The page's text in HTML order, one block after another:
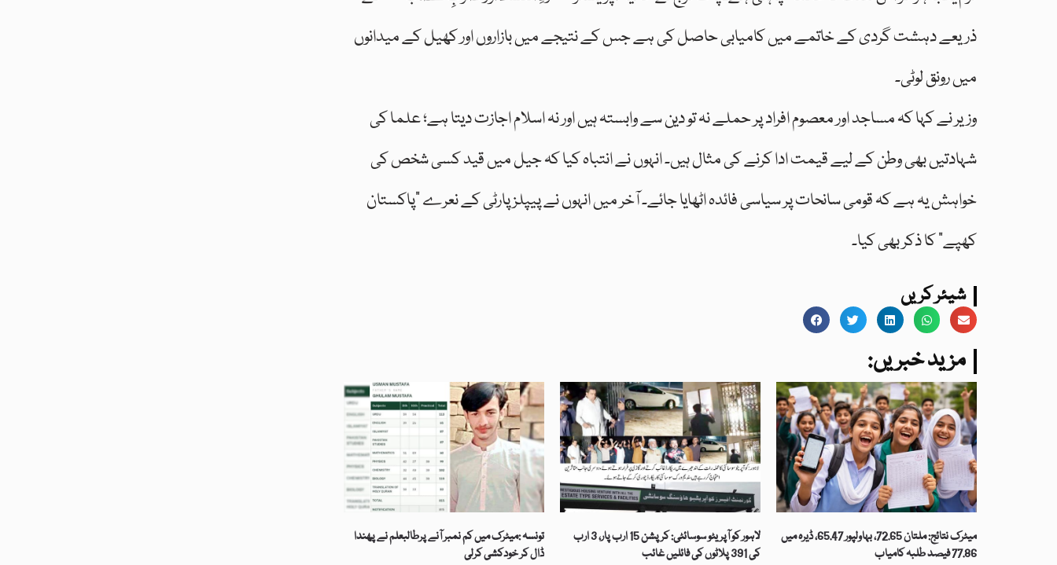
ذریعے دہشت گردی کے خاتمے میں کامیابی حاصل کی ہے جس کے نتیجے میں بازاروں اور کھیل کے میدانوں
میں رونق لوٹی۔
وزیر نے کہا کہ مساجد اور معصوم افراد پر حملے نہ تو دین سے وابستہ ہیں اور نہ اسلام اجازت دیتا ہے؛ علما کی
شہادتیں بھی وطن کے لیے قیمت ادا کرنے کی مثال ہیں۔ انہوں نے انتباہ کیا کہ جیل میں قید کسی شخص کی
خواہش یہ ہے کہ قومی سانحات پر سیاسی فائدہ اٹھایا جائے۔ آخر میں انہوں نے پیپلز پارٹی کے نعرے “پاکستان
کھپے” کا ذکر بھی کیا۔
شیئر کریں
:مزید خبریں
تونسہ :میٹرک میں کم نمبر آنے پرطالبعلم نے پھندا
ڈال کر خودکشی کرلی
لاہور کو آپریٹو سوسائٹی: کرپشن 15 ارب پار، 3 ارب
کی 391 پلاٹوں کی فائلیں غائب
میٹرک نتائج: ملتان 72.65، بہاولپور 65.47، ڈیرہ میں
77.86 فیصد طلبہ کامیاب